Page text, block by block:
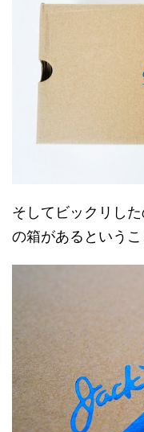
そしてビックリし
の箱があるというこ